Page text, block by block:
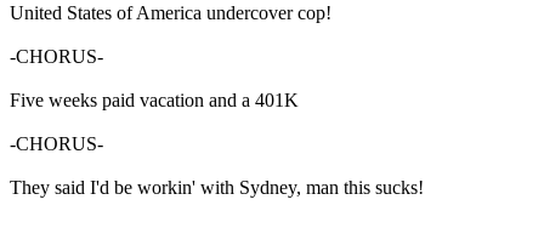
United States of America undercover cop!
-CHORUS-
Five weeks paid vacation and a 401K
-CHORUS-
They said I'd be workin' with Sydney, man this sucks!